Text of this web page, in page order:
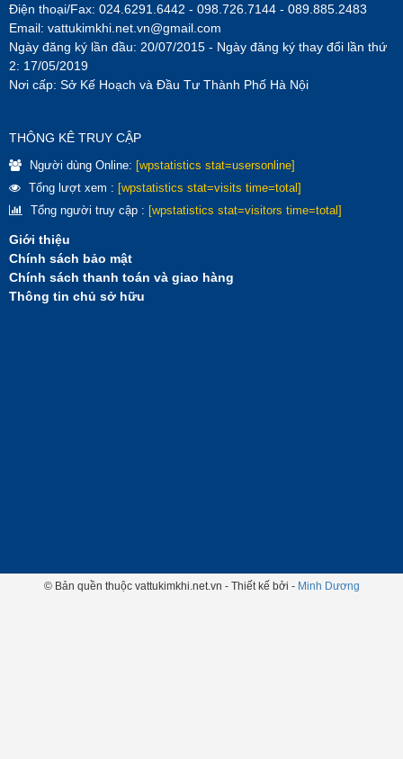
Điện thoại/Fax: 024.6291.6442 - 098.726.7144 - 089.885.2483
Email: vattukimkhi.net.vn@gmail.com
Ngày đăng ký lần đầu: 20/07/2015 - Ngày đăng ký thay đổi lần thứ
2: 17/05/2019
Nơi cấp: Sở Kế Hoạch và Đầu Tư Thành Phố Hà Nội
THÔNG KÊ TRUY CẬP
Người dùng Online: [wpstatistics stat=usersonline]
Tổng lượt xem : [wpstatistics stat=visits time=total]
Tổng người truy cập : [wpstatistics stat=visitors time=total]
Giới thiệu
Chính sách bảo mật
Chính sách thanh toán và giao hàng
Thông tin chủ sở hữu
© Bản quền thuộc vattukimkhi.net.vn - Thiết kế bởi - Minh Dương